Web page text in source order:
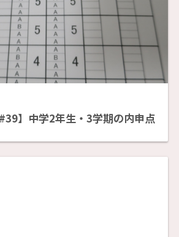
】中学2年生・3学期の内申点